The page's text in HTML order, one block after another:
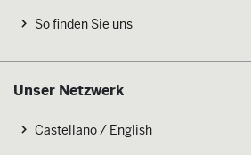
So finden Sie uns
Unser Netzwerk
Castellano / English